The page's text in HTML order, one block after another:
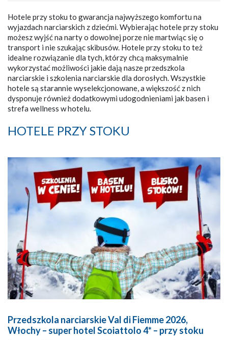
Hotele przy stoku to gwarancja najwyższego komfortu na
wyjazdach narciarskich z dziećmi. Wybierając hotele przy stoku
możesz wyjść na narty o dowolnej porze nie martwiąc się o
transport i nie szukając skibusów. Hotele przy stoku to też
idealne rozwiązanie dla tych, którzy chcą maksymalnie
wykorzystać możliwości jakie dają nasze przedszkola
narciarskie i szkolenia narciarskie dla dorosłych. Wszystkie
hotele są starannie wyselekcjonowane, a większość z nich
dysponuje również dodatkowymi udogodnieniami jak basen i
strefa wellness w hotelu.
HOTELE PRZY STOKU
Przedszkola narciarskie Val di Fiemme 2026,
Włochy – super hotel Scoiattolo 4* – przy stoku